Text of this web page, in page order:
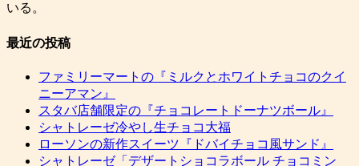
いる。
最近の投稿
ファミリーマートの『ミルクとホワイトチョコのクイ
ニーアマン』
スタバ店舗限定の『チョコレートドーナツボール』
シャトレーゼ冷やし生チョコ大福
ローソンの新作スイーツ『ドバイチョコ風サンド』
シャトレーゼ「デザートショコラボール チョコミン